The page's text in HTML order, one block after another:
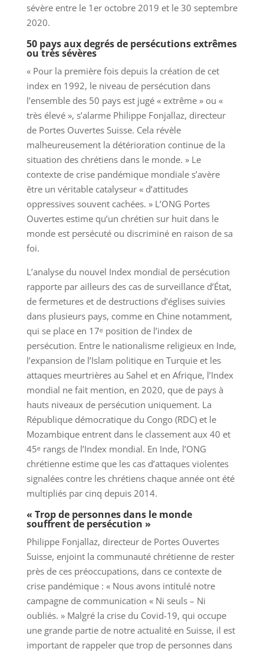
sévère entre le 1er octobre 2019 et le 30 septembre
2020.
50 pays aux degrés de persécutions extrêmes
ou très sévères
« Pour la première fois depuis la création de cet
index en 1992, le niveau de persécution dans
l’ensemble des 50 pays est jugé « extrême » ou «
très élevé », s’alarme Philippe Fonjallaz, directeur
de Portes Ouvertes Suisse. Cela révèle
malheureusement la détérioration continue de la
situation des chrétiens dans le monde. » Le
contexte de crise pandémique mondiale s’avère
être un véritable catalyseur « d’attitudes
oppressives souvent cachées. » L’ONG Portes
Ouvertes estime qu’un chrétien sur huit dans le
monde est persécuté ou discriminé en raison de sa
foi.
L’analyse du nouvel Index mondial de persécution
rapporte par ailleurs des cas de surveillance d’État,
de fermetures et de destructions d’églises suivies
dans plusieurs pays, comme en Chine notamment,
qui se place en 17ᵉ position de l’index de
persécution. Entre le nationalisme religieux en Inde,
l’expansion de l’Islam politique en Turquie et les
attaques meurtrières au Sahel et en Afrique, l’Index
mondial ne fait mention, en 2020, que de pays à
hauts niveaux de persécution uniquement. La
République démocratique du Congo (RDC) et le
Mozambique entrent dans le classement aux 40 et
45ᵉ rangs de l’Index mondial. En Inde, l’ONG
chrétienne estime que les cas d’attaques violentes
signalées contre les chrétiens chaque année ont été
multipliés par cinq depuis 2014.
« Trop de personnes dans le monde
souffrent de persécution »
Philippe Fonjallaz, directeur de Portes Ouvertes
Suisse, enjoint la communauté chrétienne de rester
près de ces préoccupations, dans ce contexte de
crise pandémique : « Nous avons intitulé notre
campagne de communication « Ni seuls – Ni
oubliés. » Malgré la crise du Covid-19, qui occupe
une grande partie de notre actualité en Suisse, il est
important de rappeler que trop de personnes dans